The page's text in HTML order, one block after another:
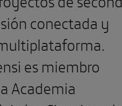
conectada y
es miembro
Academia